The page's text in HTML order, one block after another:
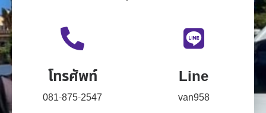
โทรศัพท์
081-875-2547
Line
van958